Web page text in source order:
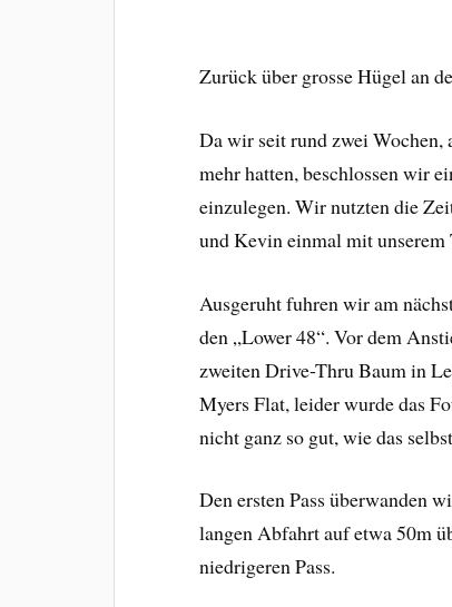
Zurück über grosse Hügel an
Da wir seit rund zwei Wochen,
mehr hatten, beschlossen wir
einzulegen. Wir nutzten die
und Kevin einmal mit unserem
Ausgeruht fuhren wir am
den „Lower 48“. Vor dem
zweiten Drive-Thru Baum in
Myers Flat, leider wurde das
nicht ganz so gut, wie das
Den ersten Pass überwanden
langen Abfahrt auf etwa 50m
niedrigeren Pass.